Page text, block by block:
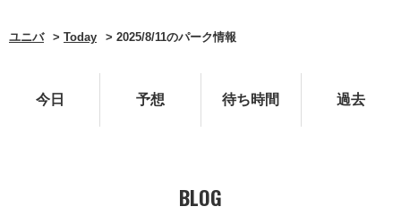
ユニバ Today 2025/8/11のパーク情報
今日 予想 待ち時間 過去
BLOG